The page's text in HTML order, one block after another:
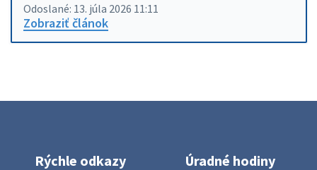
Odoslané: 13. júla 2026 11:11
Zobraziť článok
Rýchle odkazy Úradné hodiny